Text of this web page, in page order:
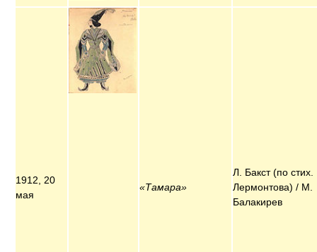
1912, 20
мая
«Тамара»
Л. Бакст (по стих.
Лермонтова) / М.
Балакирев